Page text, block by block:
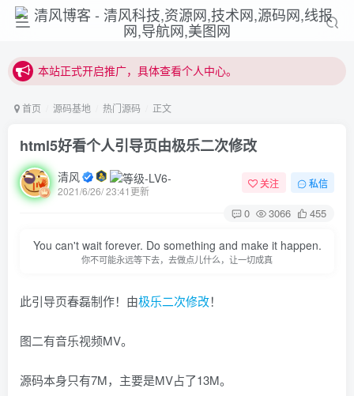
本站正式开启推广，具体查看个人中心。
站内下载链接有问题请私信站长 - 清风博客
本站正式开启推广，具体查看个人中心。
首页 源码基地 热门源码 正文
html5好看个人引导页由极乐二次修改
清风
2021/6/26/ 23:41更新
关注 私信
0 3066 455
You can't wait forever. Do something and make it happen.
你不可能永远等下去，去做点儿什么，让一切成真
此引导页春磊制作！由极乐二次修改！
图二有音乐视频MV。
源码本身只有7M，主要是MV占了13M。